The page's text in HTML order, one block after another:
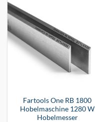
Fartools One RB 1800
Hobelmaschine 1280 W
Hobelmesser